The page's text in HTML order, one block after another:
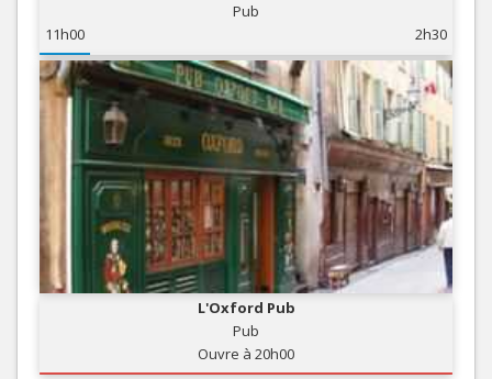
Pub
11h00
2h30
L'Oxford Pub
Pub
Ouvre à 20h00